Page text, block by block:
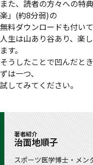
また、読者の方々への特
楽」(約8分弱)の
無料ダウンロードも付いて
人生は山あり谷あり、楽
ます。
そうしたことで凹んだと
ずは一つ、
試してみてください。
著者紹介
治面地順子
スポーツ医学博士・メン